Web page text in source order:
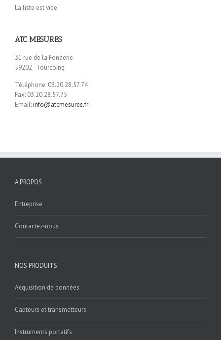
La liste est vide.
ATC MESURES
31 rue de la Fonderie
59202 - Tourcoing
Téléphone: 03.20.28.57.74
Fax: 03.20.28.57.75
Email:info@atcmesures.fr
A PROPOS
Entreprise
Contactez-nous
NOS PRODUITS
Acquisition de données
Capteurs et transmetteurs
Instruments portatifs